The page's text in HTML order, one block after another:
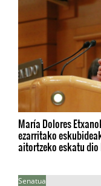
María Dolores
ezarritako
aitortzeko eskatu
Senatua